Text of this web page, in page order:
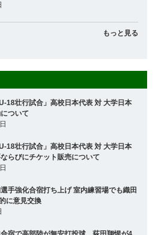
もっと見る
18壮行試合」高校日本代表 対 大学日本
ついて
18壮行試合」高校日本代表 対 大学日本
らびにチケット販売について
手強化合宿打ち上げ 室内練習場でも織田
に意見交換